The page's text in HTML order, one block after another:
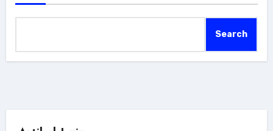
Search